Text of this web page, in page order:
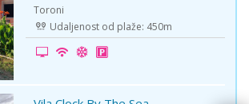
Toroni
Udaljenost od plaže: 450m